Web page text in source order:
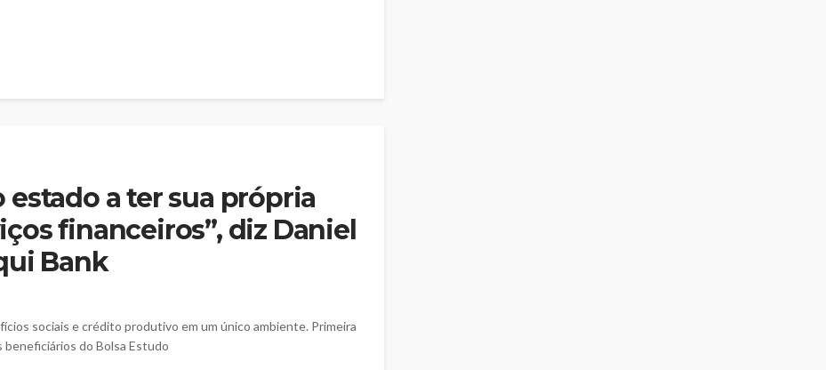
estado a ter sua própria
financeiros”, diz Daniel
Bank
sociais e crédito produtivo em um único ambiente. Primeira
do Bolsa Estudo